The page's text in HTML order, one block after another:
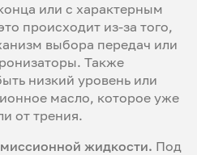
или с характерным
происходит из-за того,
выбора передач или
Также
низкий уровень или
масло, которое уже
от трения.
жидкости. Под